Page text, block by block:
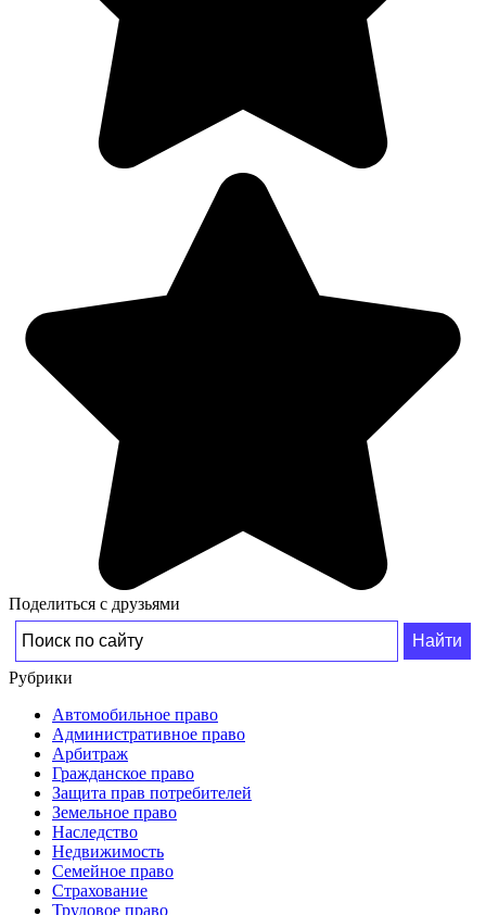
Поделиться с друзьями
Рубрики
Автомобильное право
Административное право
Арбитраж
Гражданское право
Защита прав потребителей
Земельное право
Наследство
Недвижимость
Семейное право
Страхование
Трудовое право